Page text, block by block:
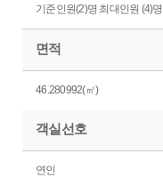
기준인원(2)명 최대인원 (4)명
면적
46.280992(㎡)
객실선호
연인